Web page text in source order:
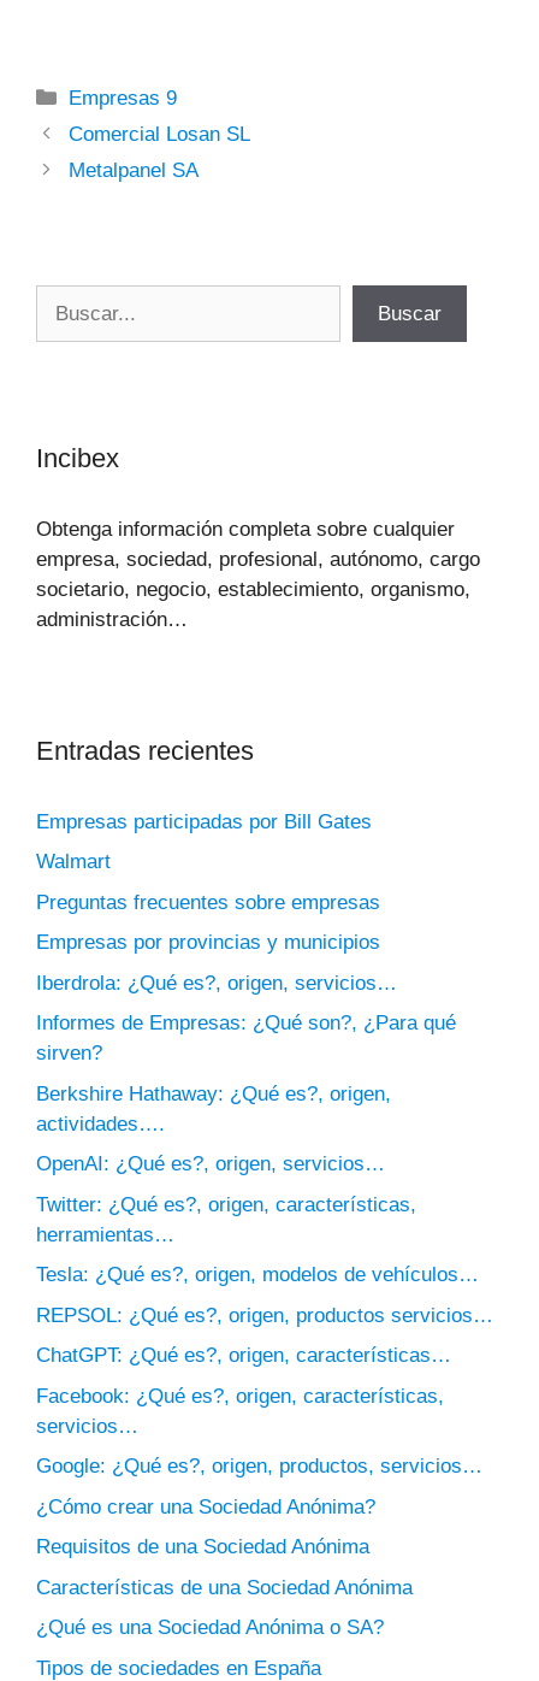
Categorías
Empresas 9
Comercial Losan SL
Metalpanel SA
Buscar
Incibex
Obtenga información completa sobre cualquier
empresa, sociedad, profesional, autónomo, cargo
societario, negocio, establecimiento, organismo,
administración…
Entradas recientes
Empresas participadas por Bill Gates
Walmart
Preguntas frecuentes sobre empresas
Empresas por provincias y municipios
Iberdrola: ¿Qué es?, origen, servicios…
Informes de Empresas: ¿Qué son?, ¿Para qué
sirven?
Berkshire Hathaway: ¿Qué es?, origen,
actividades….
OpenAI: ¿Qué es?, origen, servicios…
Twitter: ¿Qué es?, origen, características,
herramientas…
Tesla: ¿Qué es?, origen, modelos de vehículos…
REPSOL: ¿Qué es?, origen, productos servicios…
ChatGPT: ¿Qué es?, origen, características…
Facebook: ¿Qué es?, origen, características,
servicios…
Google: ¿Qué es?, origen, productos, servicios…
¿Cómo crear una Sociedad Anónima?
Requisitos de una Sociedad Anónima
Características de una Sociedad Anónima
¿Qué es una Sociedad Anónima o SA?
Tipos de sociedades en España